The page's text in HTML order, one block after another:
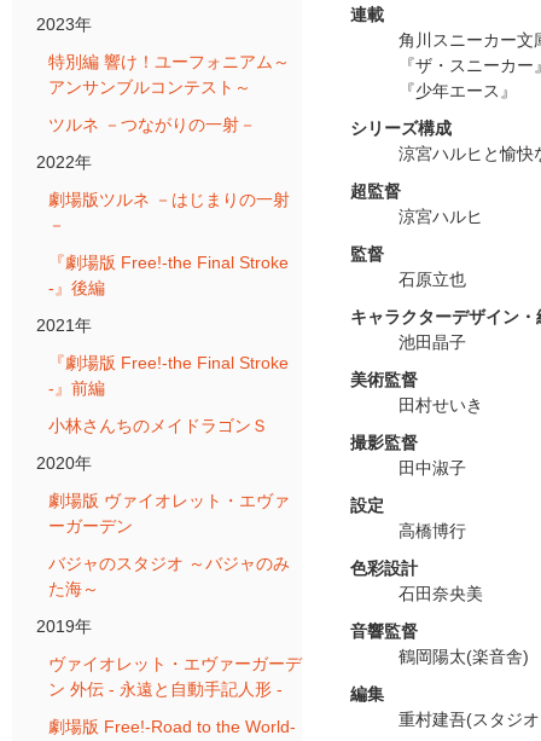
2023年
特別編 響け！ユーフォニアム～
アンサンブルコンテスト～
ツルネ －つながりの一射－
2022年
劇場版ツルネ －はじまりの一射
－
『劇場版 Free!-the Final Stroke
-』後編
2021年
『劇場版 Free!-the Final Stroke
-』前編
小林さんちのメイドラゴンＳ
2020年
劇場版 ヴァイオレット・エヴァ
ーガーデン
バジャのスタジオ ～バジャのみ
た海～
2019年
ヴァイオレット・エヴァーガーデ
ン 外伝 - 永遠と自動手記人形 -
劇場版 Free!-Road to the World-
連載
角川スニーカー文
『ザ・スニーカー
『少年エース』
シリーズ構成
涼宮ハルヒと愉快
超監督
涼宮ハルヒ
監督
石原立也
キャラクターデザイン
池田晶子
美術監督
田村せいき
撮影監督
田中淑子
設定
高橋博行
色彩設計
石田奈央美
音響監督
鶴岡陽太(楽音舎)
編集
重村建吾(スタジ